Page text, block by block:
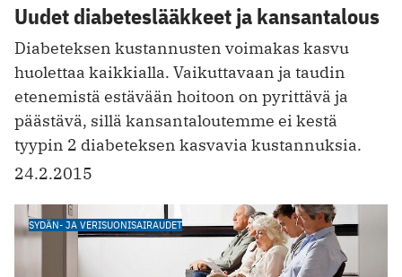
Uudet diabeteslääkkeet ja kansantalous
Diabeteksen kustannusten voimakas kasvu
huolettaa kaikkialla. Vaikuttavaan ja taudin
etenemistä estävään hoitoon on pyrittävä ja
päästävä, sillä kansantaloutemme ei kestä
tyypin 2 diabeteksen kasvavia kustannuksia.
24.2.2015
SYDÄN- JA VERISUONISAIRAUDET